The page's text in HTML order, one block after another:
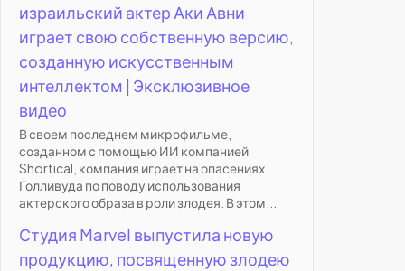
израильский актер Аки Авни
играет свою собственную версию,
созданную искусственным
интеллектом | Эксклюзивное
видео
В своем последнем микрофильме,
созданном с помощью ИИ компанией
Shortical, компания играет на опасениях
Голливуда по поводу использования
актерского образа в роли злодея. В этом...
Студия Marvel выпустила новую
продукцию, посвященную злодею